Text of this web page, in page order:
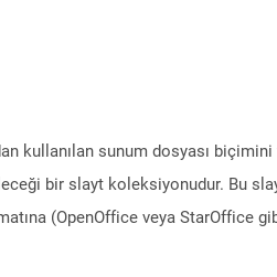
kullanılan sunum dosyası
bir slayt koleksiyonudur. Bu
(OpenOffice veya StarOffice